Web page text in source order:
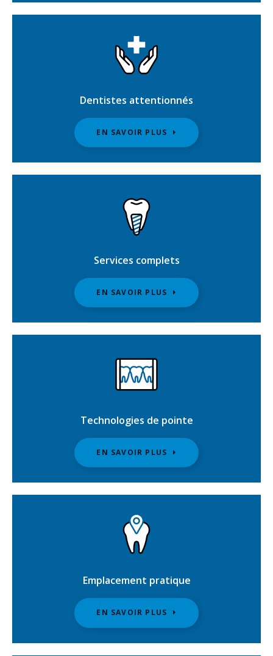
Dentistes attentionnés
EN SAVOIR PLUS
Services complets
EN SAVOIR PLUS
Technologies de pointe
EN SAVOIR PLUS
Emplacement pratique
EN SAVOIR PLUS